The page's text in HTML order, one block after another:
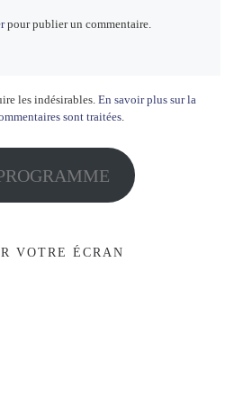
pour publier un commentaire.
les indésirables. En savoir plus sur la
sont traitées
VOTRE ÉCRAN